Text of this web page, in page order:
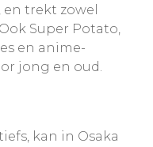
trekt zowel
Super Potato,
en anime-
jong en oud.
kan in Osaka